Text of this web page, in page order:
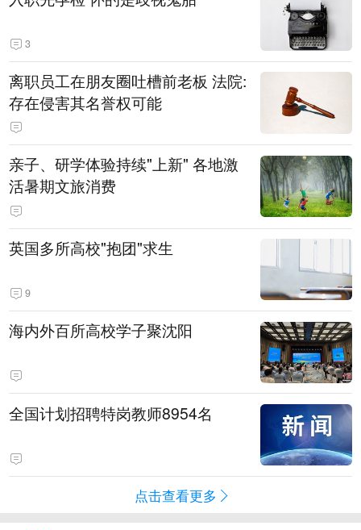
3
离职员工在朋友圈吐槽前老板 法院:
存在侵害其名誉权可能
亲子、研学体验持续"上新" 各地激
活暑期文旅消费
英国多所高校"抱团"求生
9
海内外百所高校学子聚沈阳
全国计划招聘特岗教师8954名
点击查看更多